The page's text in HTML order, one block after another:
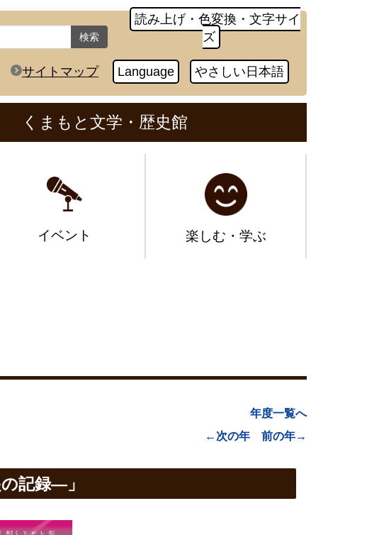
検索
読み上げ・色変換・文字サイ
ズ
サイトマップ Language やさしい日本語
くまもと文学・歴史館
イベント 楽しむ・学ぶ
年度一覧へ
←次の年
前の年→
記録―」